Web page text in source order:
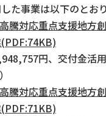
た事業は以下のとおり
騰対応重点支援地方
円、交付金活
騰対応重点支援地方